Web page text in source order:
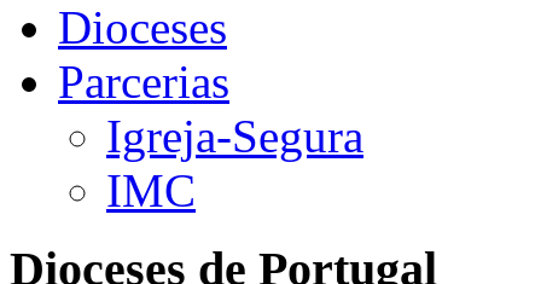
Dioceses
Parcerias
Igreja-Segura
IMC
Dioceses de Portugal